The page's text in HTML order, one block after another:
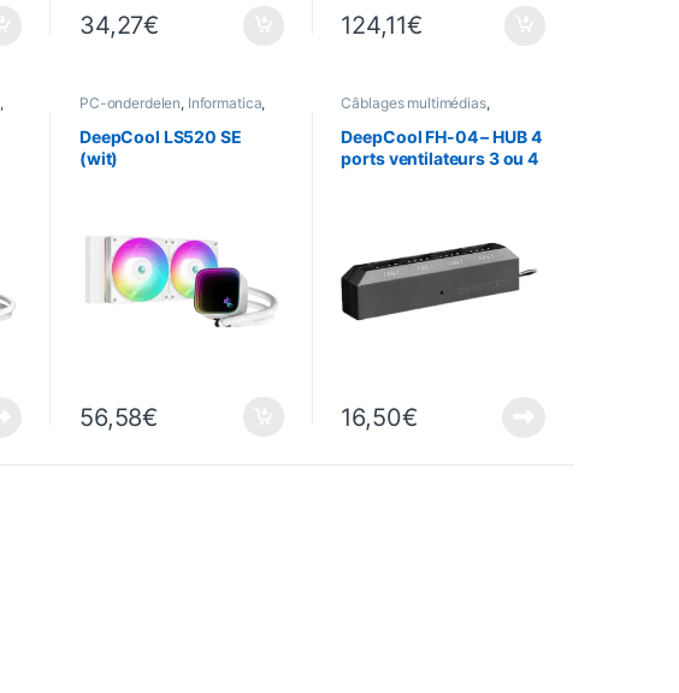
34,27€ 124,11€
,
PC-onderdelen, Informatica,
DeepCool LS520 SE
(wit)
56,58€
Câblages multimédias,
Informatica
DeepCool FH-04 – HUB 4
ports ventilateurs 3 ou 4
16,50€